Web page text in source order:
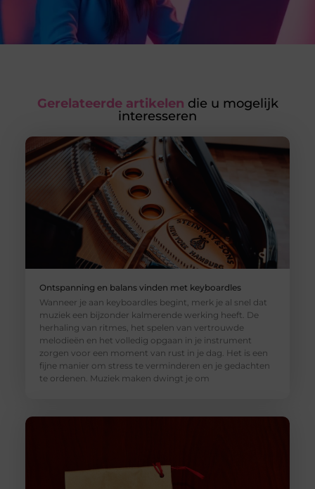
Gerelateerde artikelen die u mogelijk
interesseren
Ontspanning en balans vinden met keyboardles
Wanneer je aan keyboardles begint, merk je al snel dat
muziek een bijzonder kalmerende werking heeft. De
herhaling van ritmes, het spelen van vertrouwde
melodieën en het volledig opgaan in je instrument
zorgen voor een moment van rust in je dag. Het is een
fijne manier om stress te verminderen en je gedachten
te ordenen. Muziek maken dwingt je om